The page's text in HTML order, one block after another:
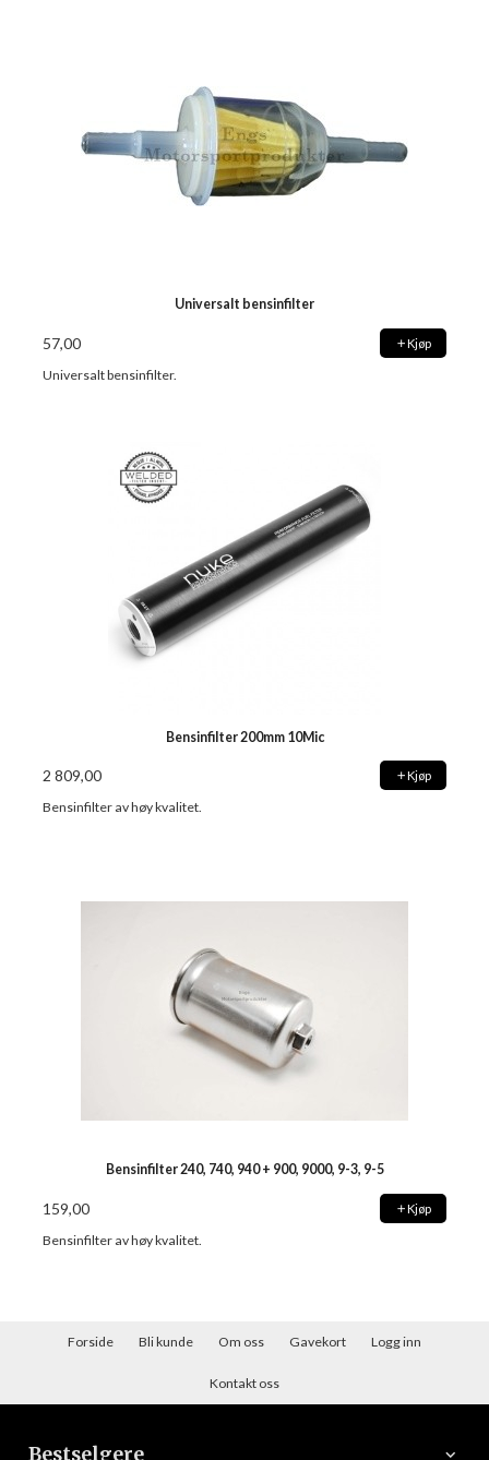
Universalt bensinfilter
57,00 Kjøp
Universalt bensinfilter.
Bensinfilter 200mm 10Mic
2 809,00 Kjøp
Bensinfilter av høy kvalitet.
Bensinfilter 240, 740, 940 + 900, 9000, 9-3, 9-5
159,00 Kjøp
Bensinfilter av høy kvalitet.
Forside Bli kunde Om oss Gavekort Logg inn
Kontakt oss
Bestselgere